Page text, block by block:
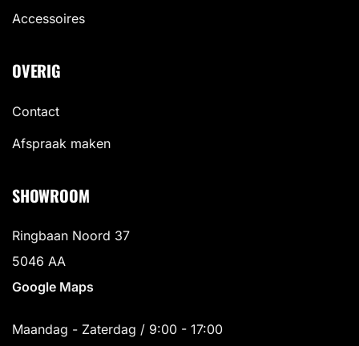
Accessoires
OVERIG
Contact
Afspraak maken
SHOWROOM
Ringbaan Noord 37
5046 AA
Google Maps
Maandag - Zaterdag / 9:00 - 17:00